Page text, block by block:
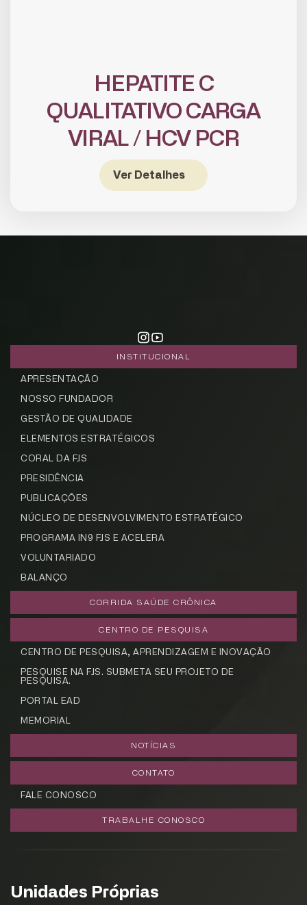
HEPATITE C
QUALITATIVO CARGA
VIRAL / HCV PCR
Ver Detalhes
INSTITUCIONAL
APRESENTAÇÃO
NOSSO FUNDADOR
GESTÃO DE QUALIDADE
ELEMENTOS ESTRATÉGICOS
CORAL DA FJS
PRESIDÊNCIA
PUBLICAÇÕES
NÚCLEO DE DESENVOLVIMENTO ESTRATÉGICO
PROGRAMA IN9 FJS E ACELERA
VOLUNTARIADO
BALANÇO
CORRIDA SAÚDE CRÔNICA
CENTRO DE PESQUISA
CENTRO DE PESQUISA, APRENDIZAGEM E INOVAÇÃO
PESQUISE NA FJS. SUBMETA SEU PROJETO DE
PESQUISA.
PORTAL EAD
MEMORIAL
NOTÍCIAS
CONTATO
FALE CONOSCO
TRABALHE CONOSCO
Unidades Próprias
CADASTRE-SE
receba notícias da Fundação José
Silveira em seu e-mail.